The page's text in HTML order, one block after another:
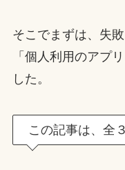
そこでまずは、失
「個人利用のアプ
した。
この記事は、全